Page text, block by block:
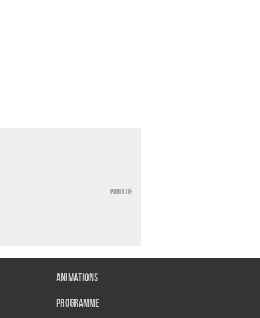
Publicité
Animations
Programme